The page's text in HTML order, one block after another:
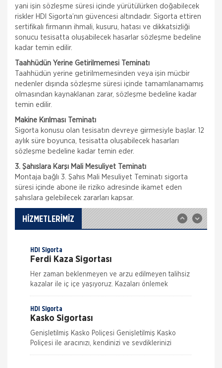
yani işin sözleşme süresi içinde yürütülürken doğabilecek
riskler HDI Sigorta’nın güvencesi altındadır. Sigorta ettiren
sertifikalı firmanın ihmali, kusuru, hatası ve dikkatsizliği
sonucu tesisatta oluşabilecek hasarlar sözleşme bedeline
kadar temin edilir.
Taahhüdün Yerine Getirilmemesi Teminatı
Taahhüdün yerine getirilmemesinden veya işin mücbir
nedenler dışında sözleşme süresi içinde tamamlanamamış
olmasından kaynaklanan zarar, sözleşme bedeline kadar
temin edilir.
Makine Kırılması Teminatı
Sigorta konusu olan tesisatın devreye girmesiyle başlar. 12
aylık süre boyunca, tesisatta oluşabilecek hasarları
sözleşme bedeline kadar temin eder.
3. Şahıslara Karşı Mali Mesuliyet Teminatı
Montaja bağlı 3. Şahıs Mali Mesuliyet Teminatı sigorta
süresi içinde abone ile riziko adresinde ikamet eden
şahıslara gelebilecek zararları kapsar.
HİZMETLERİMİZ
Doğa Sigorta
Trafik Sigortası
Trafik Sigortası’nın kapsamında; sigortacı, poliçede
tanımlanan motorlu aracın işletilmesi sırasında, bir
kimsenin ölümüne veya yaralanmasına veya bir
şeyin zara
Doğa Sigorta
İş Yeri Sigortası
Kobi Paket Sigorta Kapsamı: Ticari İşletme Sınai
HDI Sigorta
Ferdi Kaza Sigortası
Her zaman beklenmeyen ve arzu edilmeyen talihsiz
kazalar ile iç içe yaşıyoruz. Kazaları önlemek
mümkün ama ne kadar dikkat edersek edelim
HDI Sigorta
Kasko Sigortası
Genişletilmiş Kasko Poliçesi Genişletilmiş Kasko
Poliçesi ile aracınızı, kendinizi ve sevdiklerinizi
güvence altına alın. Yeni bir dönem başlatan HDI